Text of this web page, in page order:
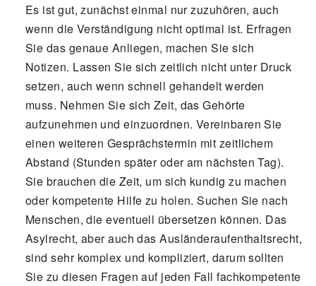
Es ist gut, zunächst einmal nur zuzuhören, auch
wenn die Verständigung nicht optimal ist. Erfragen
Sie das genaue Anliegen, machen Sie sich
Notizen. Lassen Sie sich zeitlich nicht unter Druck
setzen, auch wenn schnell gehandelt werden
muss. Nehmen Sie sich Zeit, das Gehörte
aufzunehmen und einzuordnen. Vereinbaren Sie
einen weiteren Gesprächstermin mit zeitlichem
Abstand (Stunden später oder am nächsten Tag).
Sie brauchen die Zeit, um sich kundig zu machen
oder kompetente Hilfe zu holen. Suchen Sie nach
Menschen, die eventuell übersetzen können. Das
Asylrecht, aber auch das Ausländeraufenthaltsrecht,
sind sehr komplex und kompliziert, darum sollten
Sie zu diesen Fragen auf jeden Fall fachkompetente